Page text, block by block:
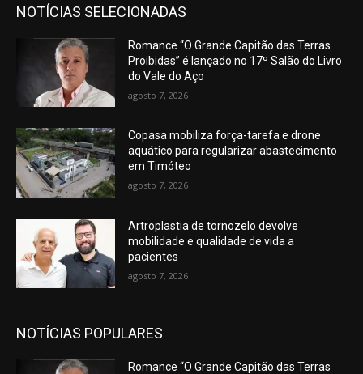
NOTÍCIAS SELECIONADAS
Romance “O Grande Capitão das Terras
Proibidas” é lançado no 17º Salão do Livro
do Vale do Aço
agosto 7, 2026
Copasa mobiliza força-tarefa e drone
aquático para regularizar abastecimento
em Timóteo
agosto 7, 2026
Artroplastia de tornozelo devolve
mobilidade e qualidade de vida a
pacientes
agosto 7, 2026
NOTÍCIAS POPULARES
Romance “O Grande Capitão das Terras